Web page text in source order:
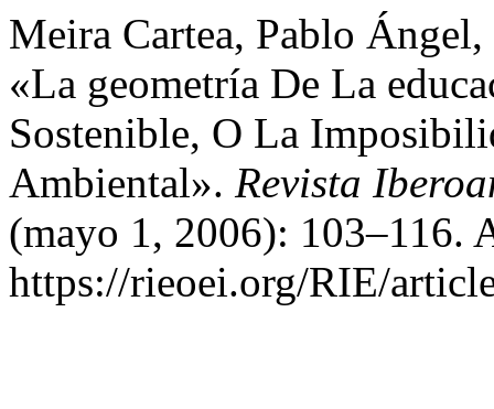
Meira Cartea, Pablo
«La geometría De La
Sostenible, O La
Ambiental». Revista
(mayo 1, 2006): 103–116.
https://rieoei.org/RIE/